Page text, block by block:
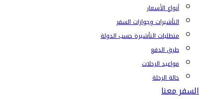
أنواع الأسعار
التأشيرات وجوازات السفر
متطلبات التأشيرة حسب الدولة
طرق الدفع
مواعيد الرحلات
حالة الرحلة
السفر معنا